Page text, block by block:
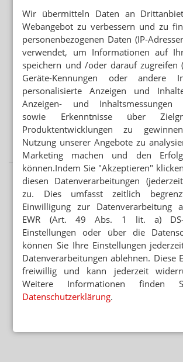
Wir übermitteln Daten an
Webangebot zu verbessern und zu
personenbezogenen Daten (IP-
verwendet, um Informationen auf
speichern und /oder darauf zugreifen
Geräte-Kennungen oder andere
personalisierte Anzeigen und
Anzeigen- und Inhaltsmessungen
sowie Erkenntnisse über
Produktentwicklungen zu
Nutzung unserer Angebote zu
Marketing machen und den
können.Indem Sie "Akzeptieren"
diesen Datenverarbeitungen
zu. Dies umfasst zeitlich
Einwilligung zur Datenverarbeitung
EWR (Art. 49 Abs. 1 lit. a) DS-
Einstellungen oder über die
können Sie Ihre Einstellungen
Datenverarbeitungen ablehnen. Diese
freiwillig und kann jederzeit
Weitere Informationen
Datenschutzerklärung.
Elternversagen
Mehr aus Ressort
ÜBER 240 FÄLLE
West-Nil-Fieber in Europa
EINE GESCHLOSSEN, ANDERE
Jung-Inhaberin: „Vier Apotheken wieder
45 PROZENT DER FÄLLE VERMEIDBAR
Demenz: Gedächtnis-Check in der